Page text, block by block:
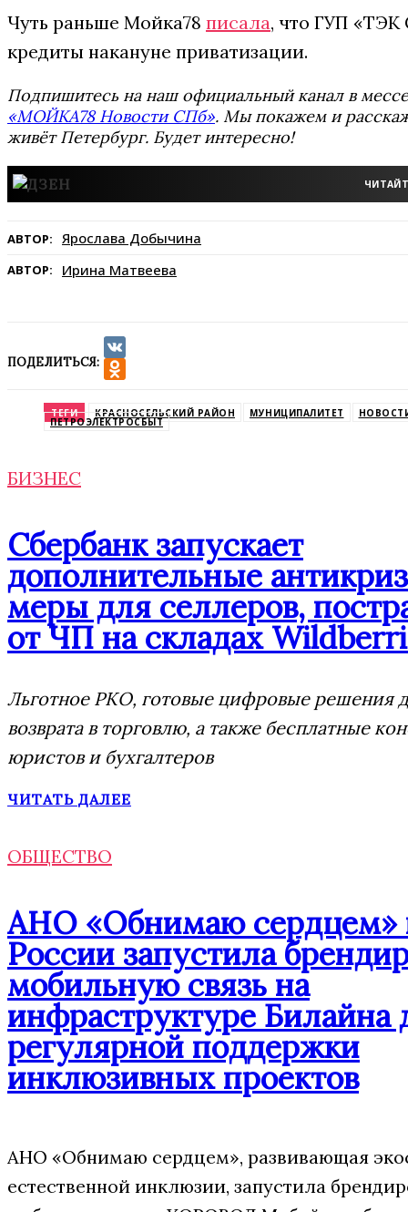
Чуть раньше Мойка78 писала, что ГУП «ТЭК
кредиты накануне приватизации.
Подпишитесь на наш официальный канал в
«МОЙКА78 Новости СПб». Мы покажем и
живёт Петербург. Будет интересно!
АВТОР: Ярослава Добычина
АВТОР: Ирина Матвеева
ПОДЕЛИТЬСЯ:
VK
ТЕГИ КРАСНОСЕЛЬСКИЙ РАЙОН МУНИЦИПАЛИТЕТ
ПЕТРОЭЛЕКТРОСБЫТ
БИЗНЕС
Сбербанк запускает
дополнительные
меры для селлеров,
от ЧП на складах
Льготное РКО, готовые цифровые решения
возврата в торговлю, а также бесплатные
юристов и бухгалтеров
ЧИТАТЬ ДАЛЕЕ
ОБЩЕСТВО
АНО «Обнимаю сердцем»
России запустила
мобильную связь на
инфраструктуре Билайна
регулярной поддержки
инклюзивных проектов
АНО «Обнимаю сердцем», развивающая
естественной инклюзии, запустила